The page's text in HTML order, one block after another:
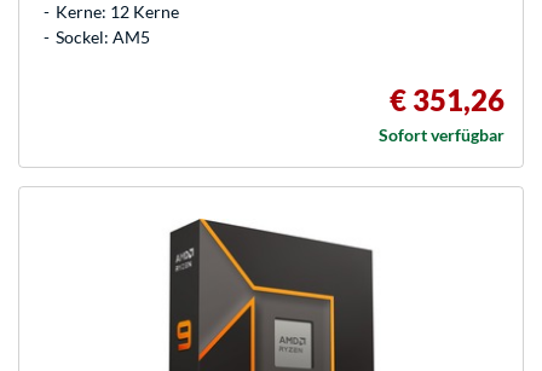
Kerne: 12 Kerne
Sockel: AM5
€ 351,26
Sofort verfügbar